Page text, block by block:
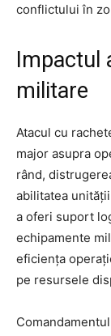
conflictului în
Impactul
militare
Atacul cu
major asupra
rând,
abilitatea
a oferi suport
echipamente
eficiența
pe resursele